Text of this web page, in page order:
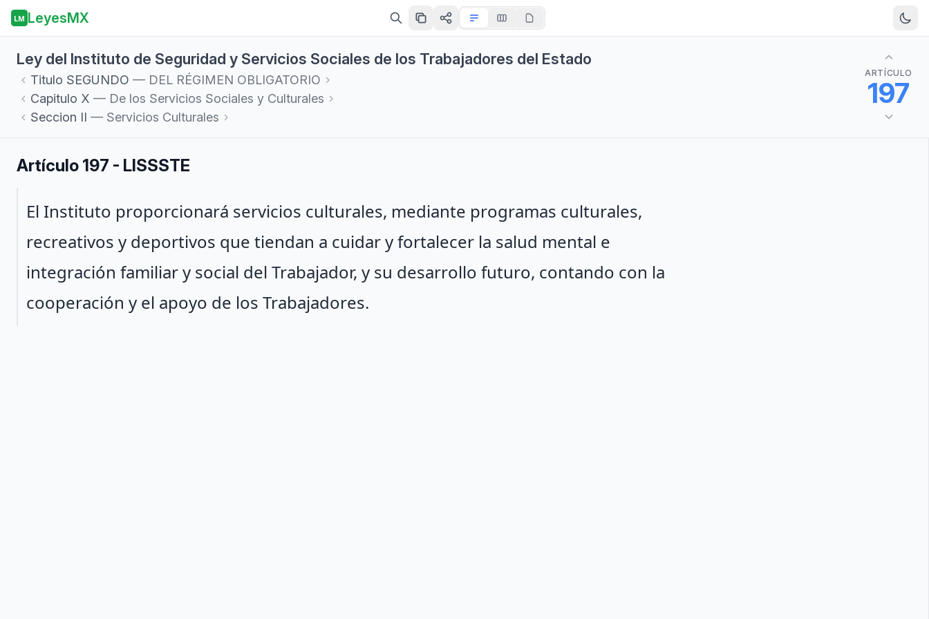
LM LeyesMX
Ley del Instituto de Seguridad y Servicios Sociales de los Trabajadores del Estado
Titulo SEGUNDO — DEL RÉGIMEN OBLIGATORIO
Capitulo X — De los Servicios Sociales y Culturales
Seccion II — Servicios Culturales
ARTÍCULO
197
Artículo 197 - LISSSTE
Párrafo 1
El Instituto proporcionará servicios culturales, mediante programas culturales,
recreativos y deportivos que tiendan a cuidar y fortalecer la salud mental e
integración familiar y social del Trabajador, y su desarrollo futuro, contando con la
cooperación y el apoyo de los Trabajadores.